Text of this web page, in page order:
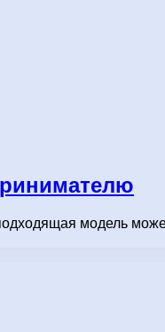
модель